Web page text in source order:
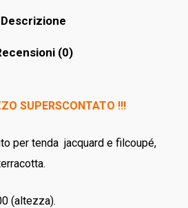
Descrizione
(0)
SUPERSCONTATO !!!
per tenda jacquard e filcoupé,
(altezza).